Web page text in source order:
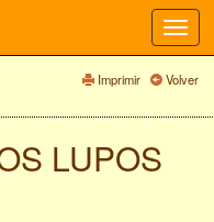
Imprimir Volver
LUPOS